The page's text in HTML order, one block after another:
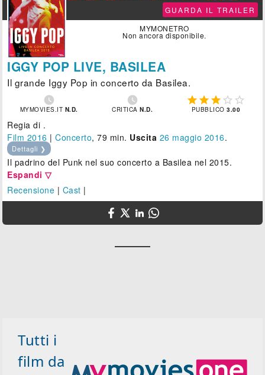
GUARDA IL TRAILER
MYMONETRO
Non ancora disponibile.
IGGY POP LIVE, BASILEA
Il grande Iggy Pop in concerto da Basilea.

MYMOVIES.IT N.D.

CRITICAN.D.
    
PUBBLICO3.00
Regia di .
Film 2016 |Concerto, 79 min. Uscita 26 maggio 2016.
Dettagli ❯
Il padrino del Punk nel suo concerto a Basilea nel 2015.
Espandi ▽
Recensione | Cast |
Tutti i
film da